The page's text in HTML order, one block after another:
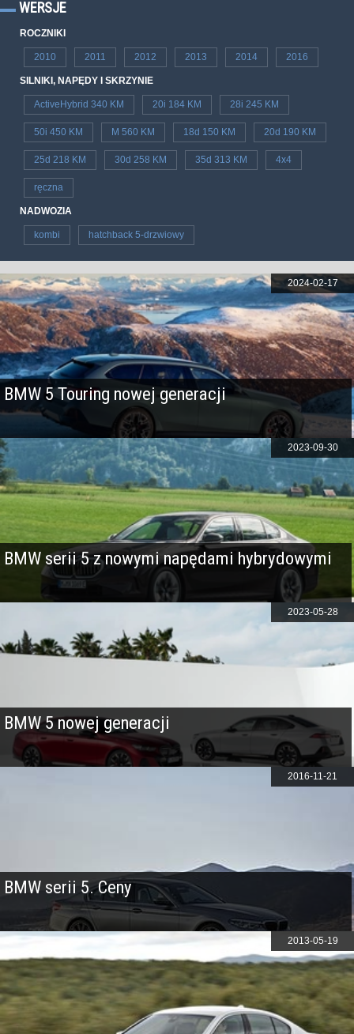
WERSJE
ROCZNIKI
2010 2011 2012 2013 2014 2016
SILNIKI, NAPĘDY I SKRZYNIE
ActiveHybrid 340 KM 20i 184 KM 28i 245 KM
50i 450 KM M 560 KM 18d 150 KM 20d 190 KM
25d 218 KM 30d 258 KM 35d 313 KM 4x4
ręczna
NADWOZIA
kombi hatchback 5-drzwiowy
BMW 5 Touring nowej generacji
2024-02-17
BMW serii 5 z nowymi napędami hybrydowymi
2023-09-30
BMW 5 nowej generacji
2023-05-28
BMW serii 5. Ceny
2016-11-21
2013-05-19